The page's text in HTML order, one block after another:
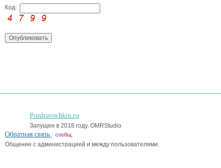
Код:
Pozdravochkin.ru
Запущен в 2018 году, OMRStudio
Обратная связь сообщ.
Общение с администрацией и между пользователями.